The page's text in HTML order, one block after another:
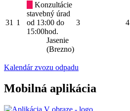
31 1
Konzultácie
stavebný úrad
od 13:00 do
15:00hod.
Jasenie
(Brezno)
3 4
Kalendár zvozu odpadu
Mobilná aplikácia